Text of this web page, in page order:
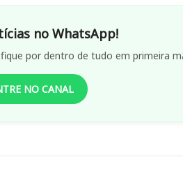
no WhatsApp!
por dentro de tudo em primeira
NO CANAL